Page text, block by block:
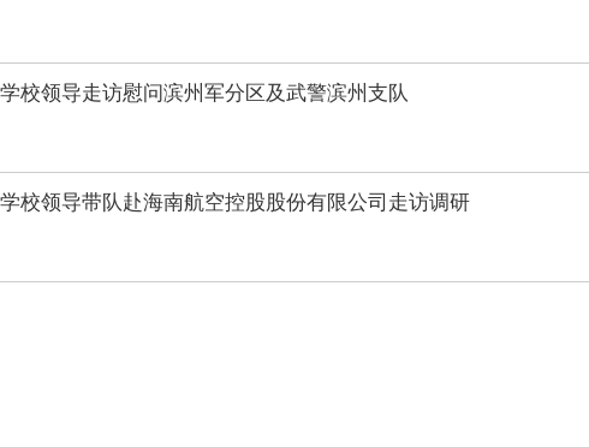
学校领导走访慰问滨州军分区及武警滨州支队
学校领导带队赴海南航空控股股份有限公司走访调研